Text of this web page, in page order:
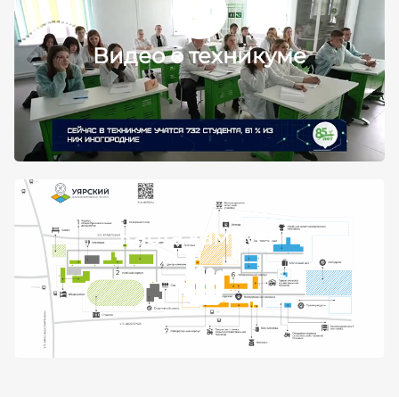
Видео о техникуме
Карта кампуса